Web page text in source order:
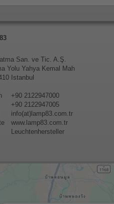
San. ve Tic. A.Ş.
Yolu Yahya Kemal Mah
Istanbul
+90 2122947000
+90 2122947005
info(at)lamp83.com.tr
www.lamp83.com.tr
Leuchtenhersteller